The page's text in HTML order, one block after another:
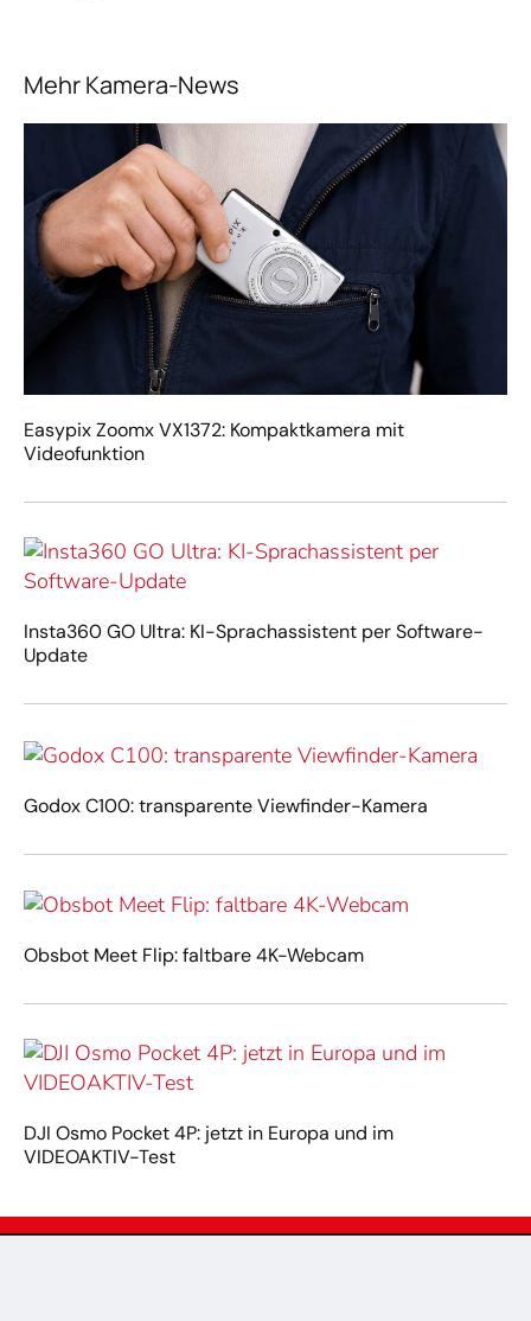
Mehr Kamera-News
Easypix Zoomx VX1372: Kompaktkamera mit
Videofunktion
Insta360 GO Ultra: KI-Sprachassistent per Software-
Update
Godox C100: transparente Viewfinder-Kamera
Obsbot Meet Flip: faltbare 4K-Webcam
DJI Osmo Pocket 4P: jetzt in Europa und im
VIDEOAKTIV-Test